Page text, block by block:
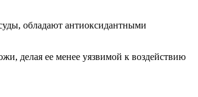
обладают антиоксидантными
делая ее менее уязвимой к воздействию